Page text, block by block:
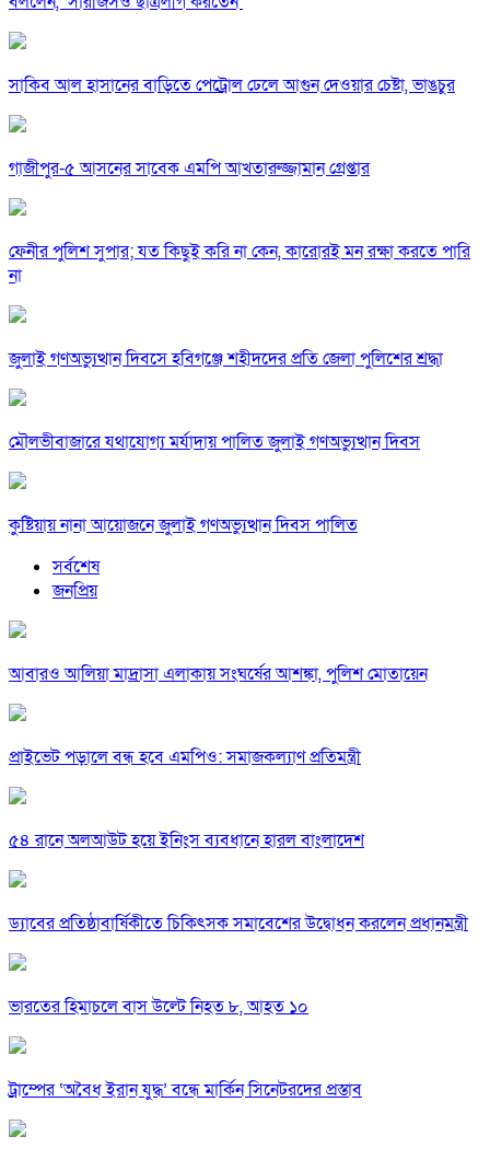
সাকিব আল হাসানের বাড়িতে পেট্রোল ঢেলে আগুন দেওয়ার চেষ্টা, ভাঙচুর
গাজীপুর-৫ আসনের সাবেক এমপি আখতারুজ্জামান গ্রেপ্তার
ফেনীর পুলিশ সুপার; যত কিছুই করি না কেন, কারোরই মন রক্ষা করতে পারি
না
জুলাই গণঅভ্যুত্থান দিবসে হবিগঞ্জে শহীদদের প্রতি জেলা পুলিশের শ্রদ্ধা
মৌলভীবাজারে যথাযোগ্য মর্যাদায় পালিত জুলাই গণঅভ্যুত্থান দিবস
কুষ্টিয়ায় নানা আয়োজনে জুলাই গণঅভ্যুত্থান দিবস পালিত
সর্বশেষ
জনপ্রিয়
আবারও আলিয়া মাদ্রাসা এলাকায় সংঘর্ষের আশঙ্কা, পুলিশ মোতায়েন
প্রাইভেট পড়ালে বন্ধ হবে এমপিও: সমাজকল্যাণ প্রতিমন্ত্রী
৫৪ রানে অলআউট হয়ে ইনিংস ব্যবধানে হারল বাংলাদেশ
ড্যাবের প্রতিষ্ঠাবার্ষিকীতে চিকিৎসক সমাবেশের উদ্বোধন করলেন প্রধানমন্ত্রী
ভারতের হিমাচলে বাস উল্টে নিহত ৮, আহত ১০
ট্রাম্পের ‘অবৈধ ইরান যুদ্ধ’ বন্ধে মার্কিন সিনেটরদের প্রস্তাব